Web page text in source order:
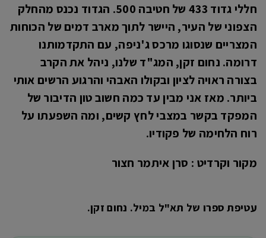
חללי גדוד 433 של חטיבה 500. הגדוד נכנס מהחלק
הצפוני של העיר, היישר לתוך מארב דמים של הכוחות
המצריים שנסוגו מרכס ג'ניפה, עם התקדמותנו
דרומה. נחום זקן, המג"ד שלנו, ניהל את הקרב
בצורה ראויה לציון ובקולו האבהי והרגוע הרשים אותי
ביותר. מאז אני מבין עד כמה חשוב טון הדיבור של
המפקד בקשר במצבי לחץ קשים, ומה השפעתו על
רוח הלחימה של פקודיו.
מקור וקרדיט : סרן איתמר חצור
עטיפת ספרו של תא"ל במיל. נחום זקן.